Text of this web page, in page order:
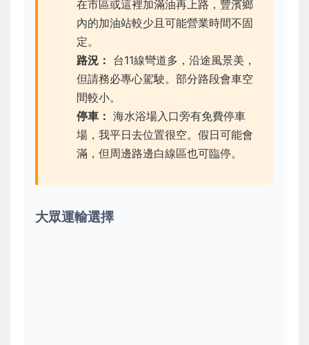
在市區或這裡加滿油再上路，豐濱鄉
內的加油站較少且可能營業時間不固
定。
路況： 台11線彎道多，沿途風景美，
但請務必專心駕駛。部分路段會車空
間較小。
停車： 海水浴場入口旁有免費停車
場，我平日去位置很空。假日可能會
滿，但周邊路邊白線區也可臨停。
大眾運輸選擇